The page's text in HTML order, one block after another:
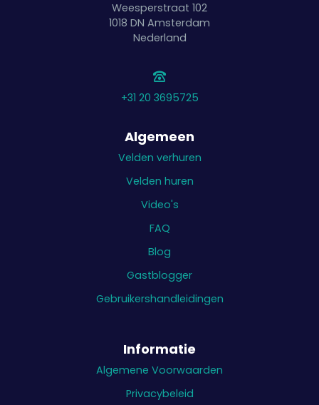
Weesperstraat 102
1018 DN Amsterdam
Nederland
+31 20 3695725
Algemeen
Velden verhuren
Velden huren
Video's
FAQ
Blog
Gastblogger
Gebruikershandleidingen
Informatie
Algemene Voorwaarden
Privacybeleid